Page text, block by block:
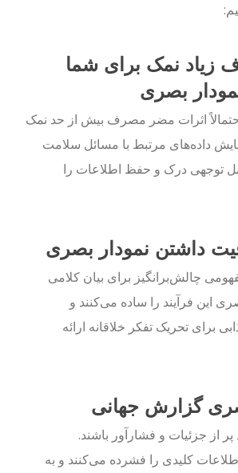
زیاد نمک برای شما
بصری
اثرات مضر مصرف بیش از حد نمک
داده‌های مرتبط با مسائل سلامت
توجهی درک و حفظ اطلاعات را
چالش‌برانگیز برای بیان کلامی
این فرآیند را ساده می‌کنند و
برای تحریک تفکر خلاقانه ارائه
از جزئیات و فشارآور باشند.
کلیدی را فشرده می‌کنند و به